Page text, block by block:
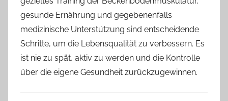
gesunde Ernährung und gegebenenfalls
medizinische Unterstützung sind entscheidende
Schritte, um die Lebensqualität zu verbessern. Es
ist nie zu spät, aktiv zu werden und die Kontrolle
über die eigene Gesundheit zurückzugewinnen.